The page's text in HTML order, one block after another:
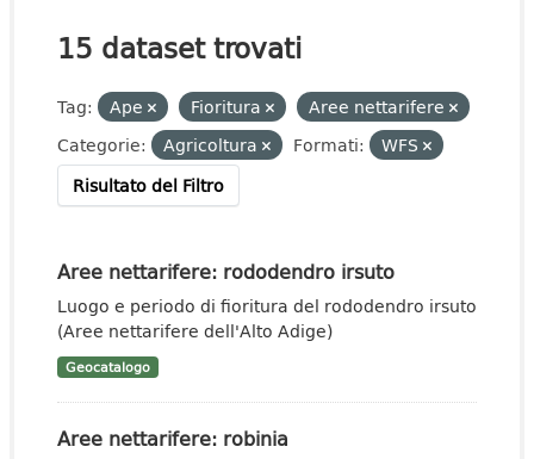
15 dataset trovati
Tag: Ape Fioritura
Aree nettarifere
Categorie:
Agricoltura Formati:
WFS
Risultato del Filtro
Aree nettarifere: rododendro irsuto
Luogo e periodo di fioritura del rododendro irsuto
(Aree nettarifere dell'Alto Adige)
Geocatalogo
Aree nettarifere: robinia